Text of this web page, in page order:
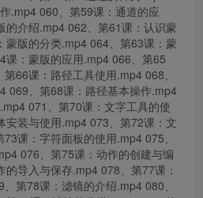
.mp4 060、第59课：通道的应
的介绍.mp4 062、第61课：认识蒙
蒙版的分类.mp4 064、第63课：蒙
课：蒙版的应用.mp4 066、第65
66课：路径工具使用.mp4 068、
069、第68课：路径基本操作.mp4
071、第70课：文字工具的使
安装与使用.mp4 073、第72课：文
课：字符面板的使用.mp4 075、
076、第75课：动作的创建与编
导入与保存.mp4 078、第77课：
第78课：滤镜的介绍.mp4 080、